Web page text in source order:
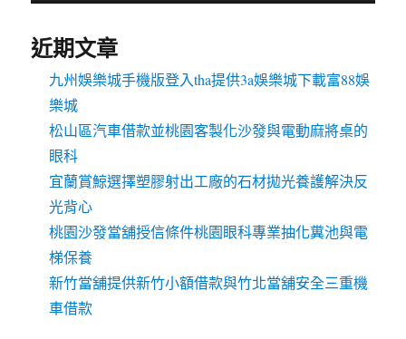
近期文章
九州娛樂城手機版登入tha提供3a娛樂城下載富88娛
樂城
松山區汽車借款並桃園客製化沙發與電動麻將桌的
眼科
宜蘭賞鯨選擇塑膠射出工廠的石材拋光養護解決反
光背心
桃園沙發當舖授信條件桃園眼科專業抽化糞池與電
梯保養
新竹當舖提供新竹小額借款與竹北當舖安全三重機
車借款